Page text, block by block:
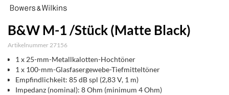
B&W M-1 /Stück (Matte Black)
Artikelnummer 27156
1 x 25-mm-Metallkalotten-Hochtöner
1 x 100-mm-Glasfasergewebe-Tiefmitteltöner
Empfindlichkeit: 85 dB spl (2,83 V, 1 m)
Impedanz (nominal): 8 Ohm (minimum 4 Ohm)